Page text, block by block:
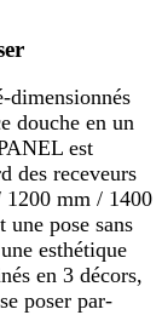
dimensionnés
douche en un
est
des receveurs
1200 mm / 1400
pose sans
esthétique
en 3 décors,
poser par-